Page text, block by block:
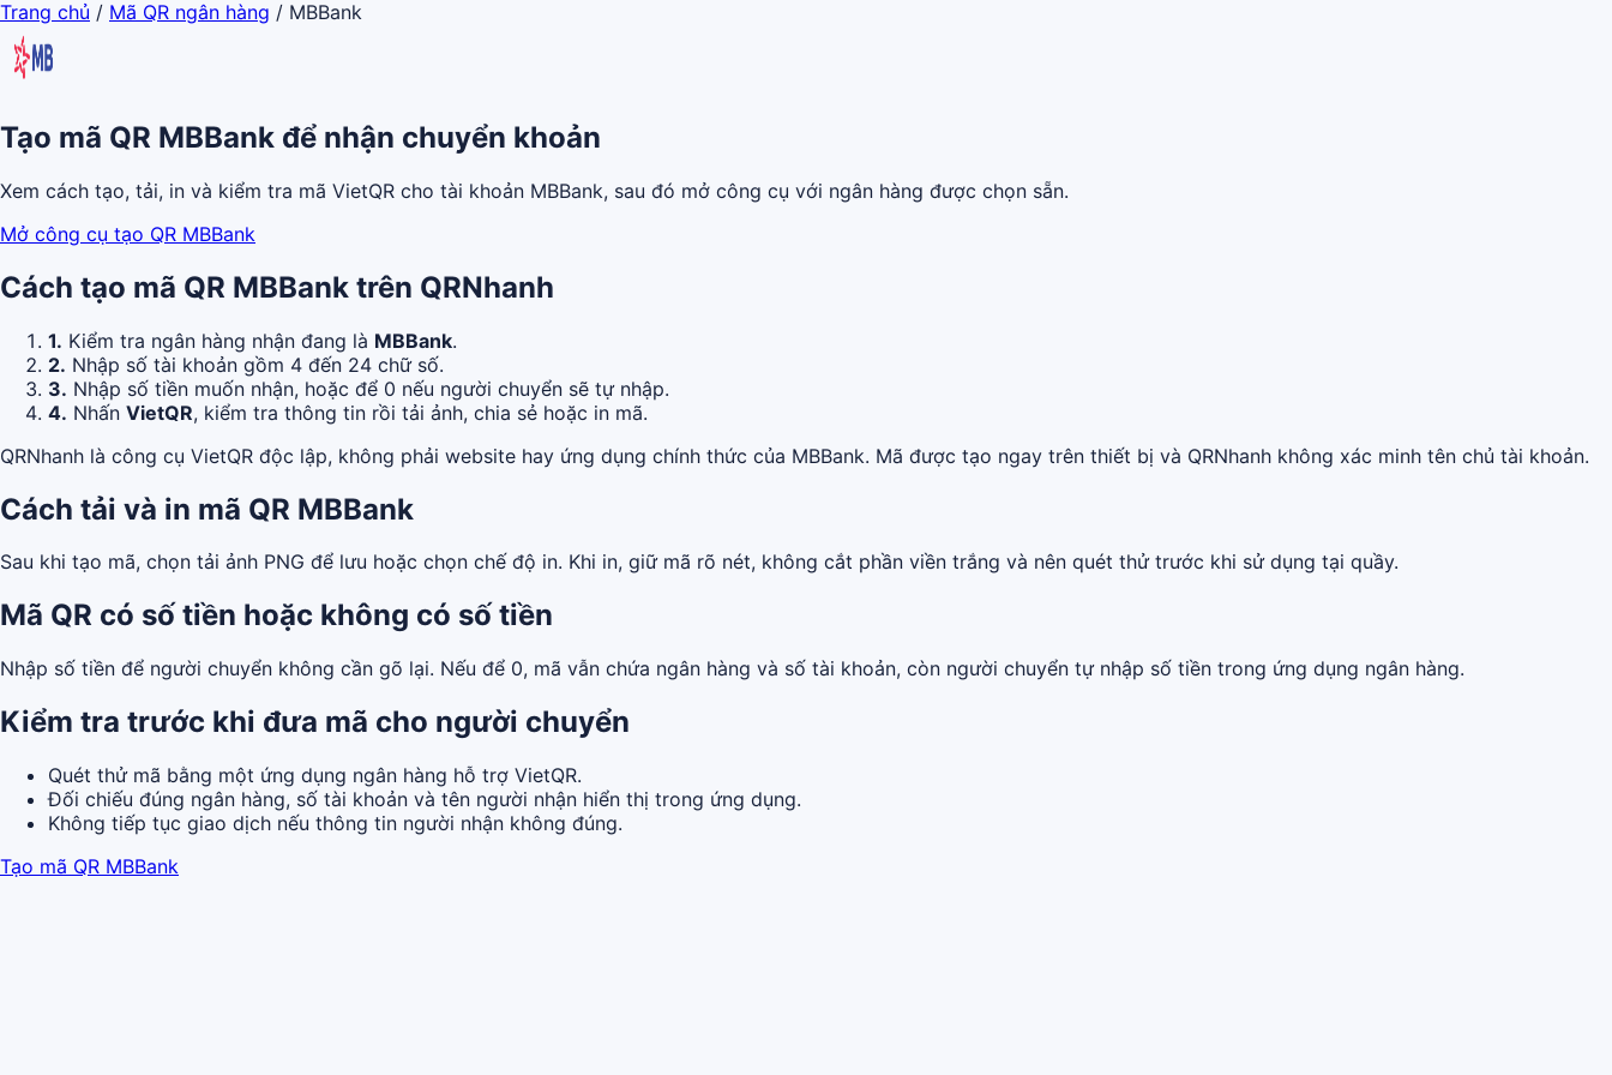
Trang chủ / Mã QR ngân hàng / MBBank
Tạo mã QR MBBank để nhận chuyển khoản
Xem cách tạo, tải, in và kiểm tra mã VietQR cho tài khoản MBBank, sau đó mở công cụ với ngân hàng được chọn sẵn.
Mở công cụ tạo QR MBBank
Cách tạo mã QR MBBank trên QRNhanh
1. Kiểm tra ngân hàng nhận đang là MBBank.
2. Nhập số tài khoản gồm 4 đến 24 chữ số.
3. Nhập số tiền muốn nhận, hoặc để 0 nếu người chuyển sẽ tự nhập.
4. Nhấn VietQR, kiểm tra thông tin rồi tải ảnh, chia sẻ hoặc in mã.
QRNhanh là công cụ VietQR độc lập, không phải website hay ứng dụng chính thức của MBBank. Mã được tạo ngay trên thiết bị và QRNhanh không xác minh tên chủ tài khoản.
Cách tải và in mã QR MBBank
Sau khi tạo mã, chọn tải ảnh PNG để lưu hoặc chọn chế độ in. Khi in, giữ mã rõ nét, không cắt phần viền trắng và nên quét thử trước khi sử dụng tại quầy.
Mã QR có số tiền hoặc không có số tiền
Nhập số tiền để người chuyển không cần gõ lại. Nếu để 0, mã vẫn chứa ngân hàng và số tài khoản, còn người chuyển tự nhập số tiền trong ứng dụng ngân hàng.
Kiểm tra trước khi đưa mã cho người chuyển
Quét thử mã bằng một ứng dụng ngân hàng hỗ trợ VietQR.
Đối chiếu đúng ngân hàng, số tài khoản và tên người nhận hiển thị trong ứng dụng.
Không tiếp tục giao dịch nếu thông tin người nhận không đúng.
Tạo mã QR MBBank